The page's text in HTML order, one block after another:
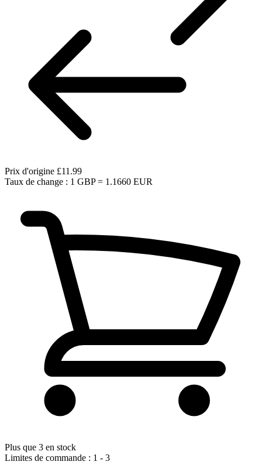
Prix d'origine £11.99
Taux de change : 1 GBP = 1.1660 EUR
Plus que 3 en stock
Limites de commande : 1 - 3